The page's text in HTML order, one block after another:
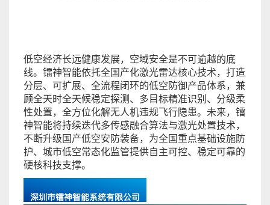
低空经济长远健康发展，空域安全是不可逾越的底
线。镭神智能依托全国产化激光雷达核心技术，打造
分层、可扩展、全流程闭环的低空防御产品体系，兼
顾全天时全天候稳定探测、多目标精准识别、分级柔
性处置，全方位化解无人机违规飞行隐患。未来，镭
神智能将持续迭代多传感融合算法与激光处置技术，
不断升级国产低空安防装备，为全国重点基础设施防
护、城市低空常态化监管提供自主可控、稳定可靠的
硬核科技支撑。
深圳市镭神智能系统有限公司